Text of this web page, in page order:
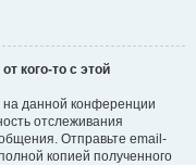
кого-то с этой
данной конференции
отслеживания
Отправьте email-
копией полученного